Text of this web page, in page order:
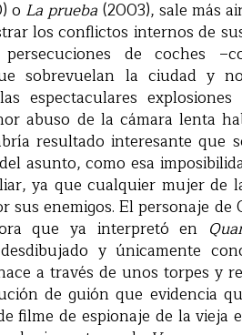
o La prueba (2003), sale más
los conflictos internos de
de coches
sobrevuelan la ciudad y
espectaculares
abuso de la cámara lenta
resultado interesante que
asunto, como esa
ya que cualquier mujer de
sus enemigos. El personaje
que ya interpretó en
y únicamente
a través de unos torpes y
de guión que evidencia
filme de espionaje de la